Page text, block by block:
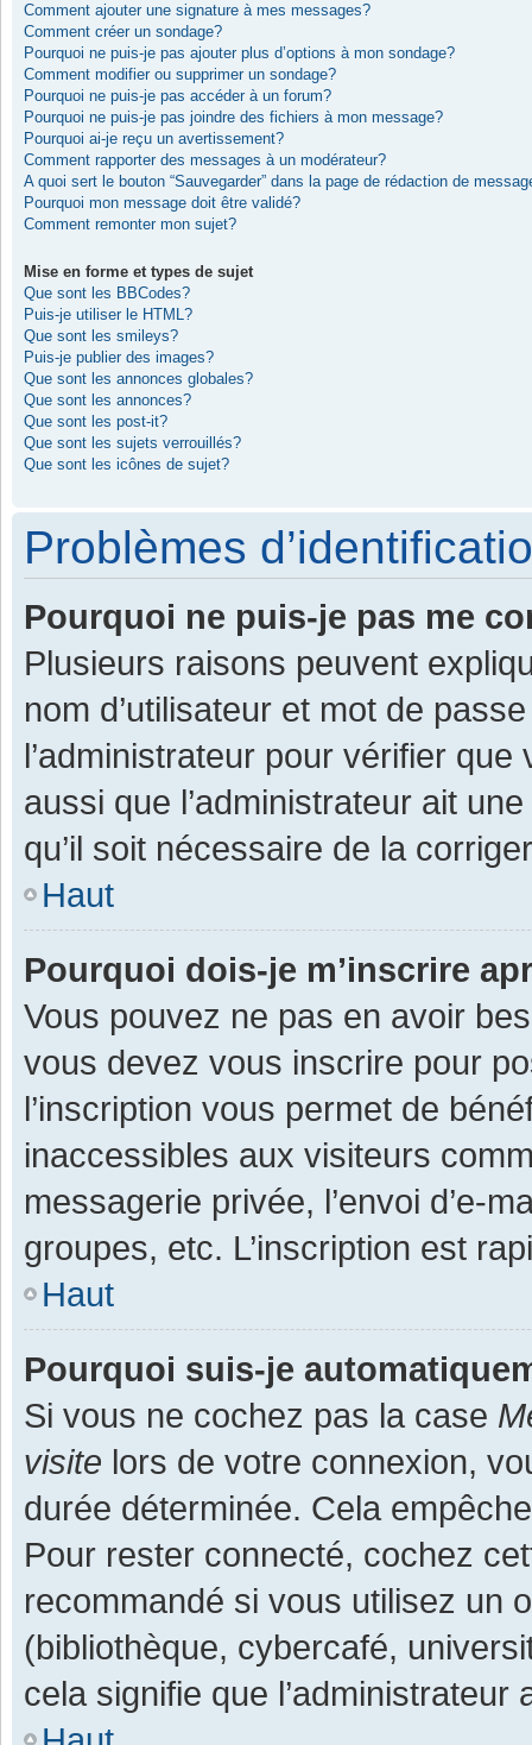
Comment ajouter une signature à mes messages?
Comment créer un sondage?
Pourquoi ne puis-je pas ajouter plus d’options à mon sondage?
Comment modifier ou supprimer un sondage?
Pourquoi ne puis-je pas accéder à un forum?
Pourquoi ne puis-je pas joindre des fichiers à mon message?
Pourquoi ai-je reçu un avertissement?
Comment rapporter des messages à un modérateur?
A quoi sert le bouton “Sauvegarder” dans la page de rédaction de
Pourquoi mon message doit être validé?
Comment remonter mon sujet?
Mise en forme et types de sujet
Que sont les BBCodes?
Puis-je utiliser le HTML?
Que sont les smileys?
Puis-je publier des images?
Que sont les annonces globales?
Que sont les annonces?
Que sont les post-it?
Que sont les sujets verrouillés?
Que sont les icônes de sujet?
Problèmes
Pourquoi ne puis-je pas me
Plusieurs raisons peuvent
nom d’utilisateur et mot de
l’administrateur pour vérifier
aussi que l’administrateur ait
qu’il soit nécessaire de la
Haut
Pourquoi dois-je m’inscrire
Vous pouvez ne pas en avoir
vous devez vous inscrire pour
l’inscription vous permet de
inaccessibles aux visiteurs
messagerie privée, l’envoi d’e-
groupes, etc. L’inscription est
Haut
Pourquoi suis-je
Si vous ne cochez pas la case
visite lors de votre connexion,
durée déterminée. Cela
Pour rester connecté, cochez
recommandé si vous utilisez un
(bibliothèque, cybercafé,
cela signifie que